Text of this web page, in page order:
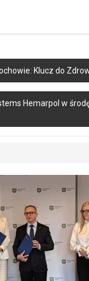
Klucz do
Hemarpol w